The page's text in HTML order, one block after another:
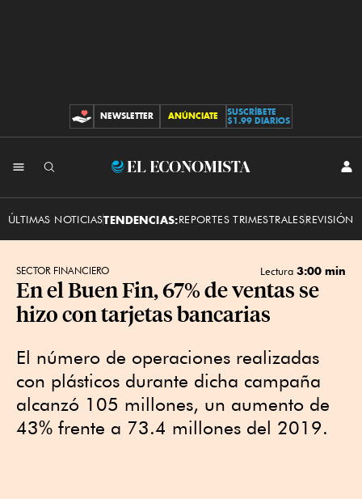
CONTRIBUCIONES
NEWSLETTER ANÚNCIATE
SUSCRÍBETE
$1.99 DIARIOS
El
ÚLTIMAS NOTICIASTENDENCIAS:REPORTES TRIMESTRALESREVISIÓN
SECTOR FINANCIERO Lectura 3:00 min
En el Buen Fin, 67% de ventas se
hizo con tarjetas bancarias
El número de operaciones realizadas
con plásticos durante dicha campaña
alcanzó 105 millones, un aumento de
43% frente a 73.4 millones del 2019.